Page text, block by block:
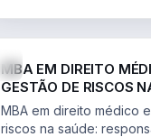
MBA EM DIREITO
GESTÃO DE RISCOS
MBA em direito médico
riscos na saúde: